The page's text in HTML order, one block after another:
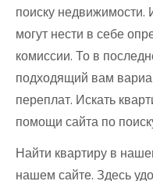
поиску недвижимости.
могут нести в себе
комиссии. То в
подходящий вам
переплат. Искать
помощи сайта по
Найти квартиру в
нашем сайте. Здесь